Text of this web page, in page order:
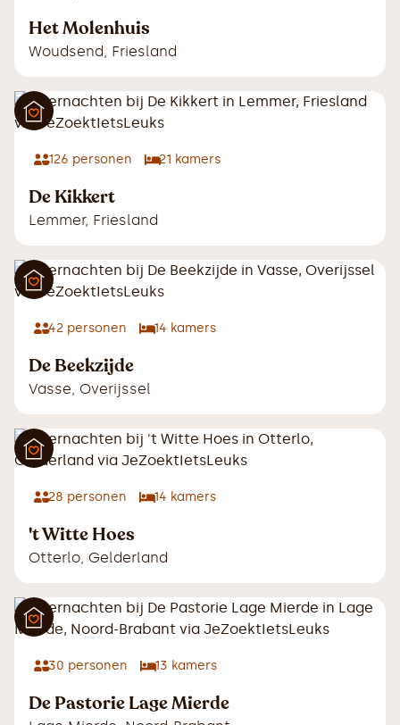
Het Molenhuis
Woudsend, Friesland
126 personen 21 kamers
De Kikkert
Lemmer, Friesland
42 personen 14 kamers
De Beekzijde
Vasse, Overijssel
28 personen 14 kamers
't Witte Hoes
Otterlo, Gelderland
30 personen 13 kamers
De Pastorie Lage Mierde